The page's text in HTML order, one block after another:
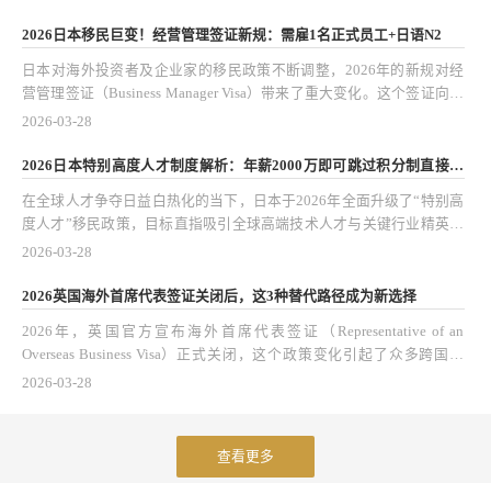
2026日本移民巨变！经营管理签证新规：需雇1名正式员工+日语N2
日本对海外投资者及企业家的移民政策不断调整，2026年的新规对经
营管理签证（Business Manager Visa）带来了重大变化。这个签证向海
外企业家和投资者开放，是进入日本市场、拓展业务以及获取长期居留
时日语能力达到N2水平。这个变化对潜在申请人、家族随迁以及投资
2026-03-28
2026日本特别高度人才制度解析：年薪2000万即可跳过积分制直接获
在全球人才争夺日益白热化的当下，日本于2026年全面升级了“特别高
度人才”移民政策，目标直指吸引全球高端技术人才与关键行业精英。
这次政策调整的核心亮点，是为年薪达2000万日元的申请人开辟了快
一举措不仅大幅降低了高端人才的申请门槛，也为他们的家庭规划、跨
2026-03-28
2026英国海外首席代表签证关闭后，这3种替代路径成为新选择
2026年，英国官方宣布海外首席代表签证（Representative of an
Overseas Business Visa）正式关闭，这个政策变化引起了众多跨国企
业、外派管理者和高净值人士的关注。
2026-03-28
查看更多